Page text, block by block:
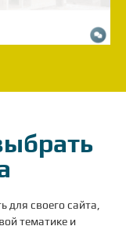
для своего сайта,
тематике и